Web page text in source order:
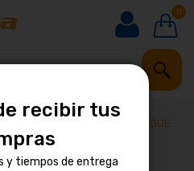
0
Y CAMIONES EMBRAGUE
recibir tus
y tiempos de entrega